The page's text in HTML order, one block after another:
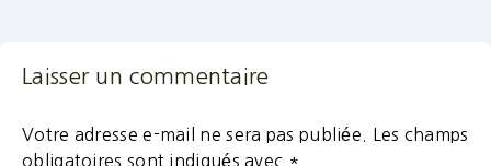
Laisser un commentaire
Votre adresse e-mail ne sera pas publiée.
Les champs
obligatoires sont indiqués avec *